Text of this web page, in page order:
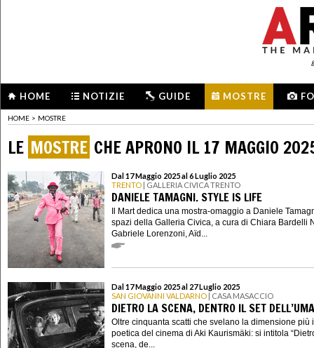
HOME NOTIZIE GUIDE MOSTRE
HOME > MOSTRE
LE MOSTRE CHE APRONO IL 17 MAGGIO
Dal 17 Maggio 2025 al 6 Luglio 2025
TRENTO | GALLERIA CIVICA TRENTO
DANIELE TAMAGNI. STYLE IS LIFE
Il Mart dedica una mostra-omaggio a Daniele
spazi della Galleria Civica, a cura di Chiara Bardelli
Gabriele Lorenzoni, Aïd...
Dal 17 Maggio 2025 al 27 Luglio 2025
SAN GIOVANNI VALDARNO | CASA MASACCIO
DIETRO LA SCENA, DENTRO IL SET
Oltre cinquanta scatti che svelano la dimensione più
poetica del cinema di Aki Kaurismäki: si intitola
scena, de...